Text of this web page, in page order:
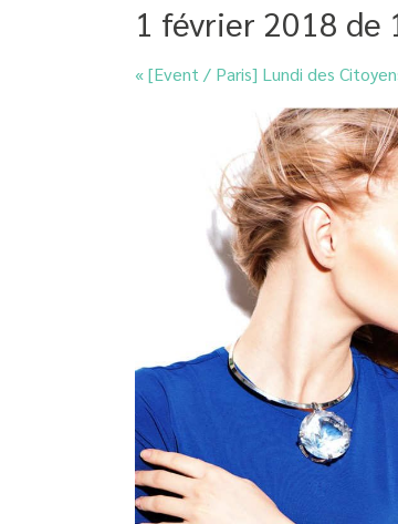
1 février 2018 de
«[Event / Paris] Lundi des